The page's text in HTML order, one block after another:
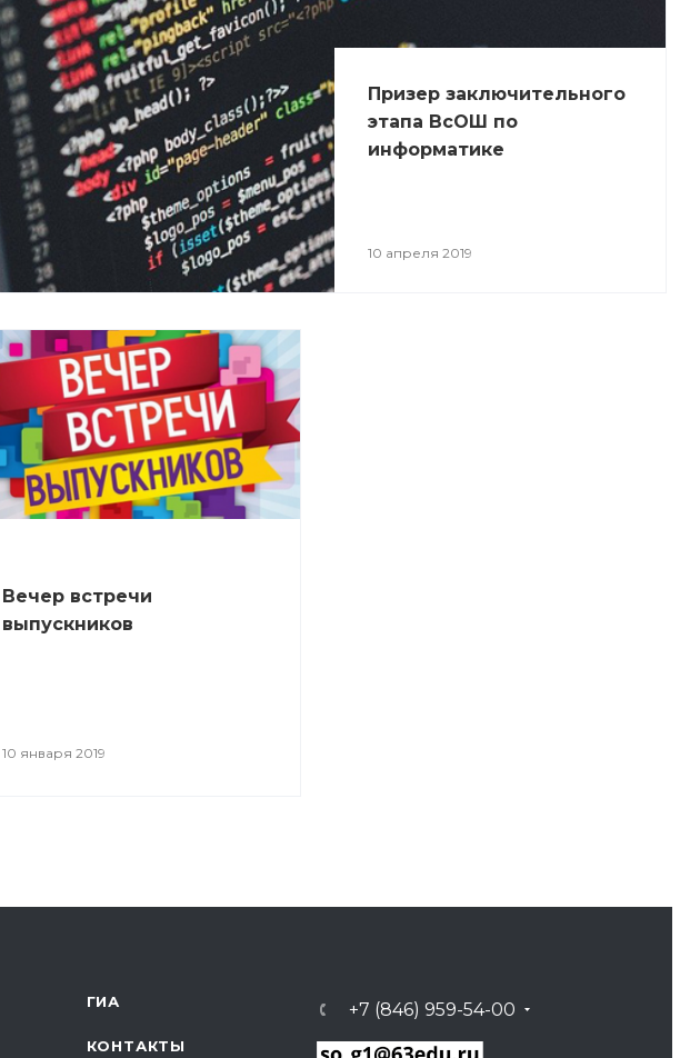
Призер заключительного
этапа ВсОШ по
информатике
10 апреля 2019
Вечер встречи
выпускников
10 января 2019
ГИА
КОНТАКТЫ
+7 (846) 959-54-00